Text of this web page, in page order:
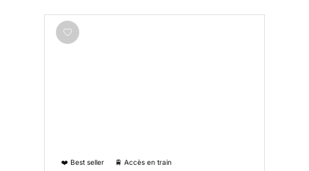
❤️ Best seller 🚆 Accès en train